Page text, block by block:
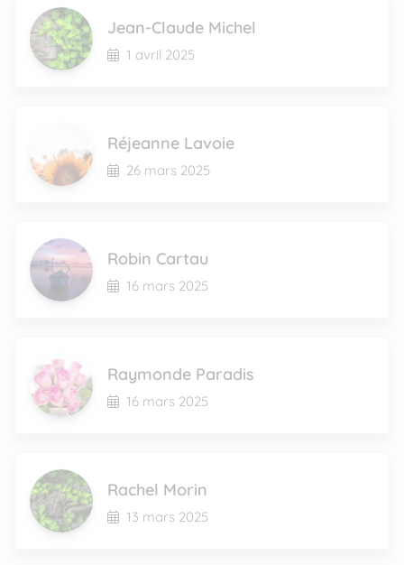
Jean-Claude Michel
1 avril 2025
Réjeanne Lavoie
26 mars 2025
Robin Cartau
16 mars 2025
Raymonde Paradis
16 mars 2025
Rachel Morin
13 mars 2025